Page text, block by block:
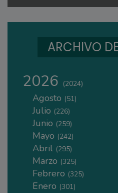
ARCHIVO
2026 (2024)
Agosto (51)
Julio (226)
Junio (259)
Mayo (242)
Abril (295)
Marzo (325)
Febrero (325)
Enero (301)